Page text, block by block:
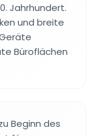
Jahrhundert.
und breite
Büroflächen
Beginn des